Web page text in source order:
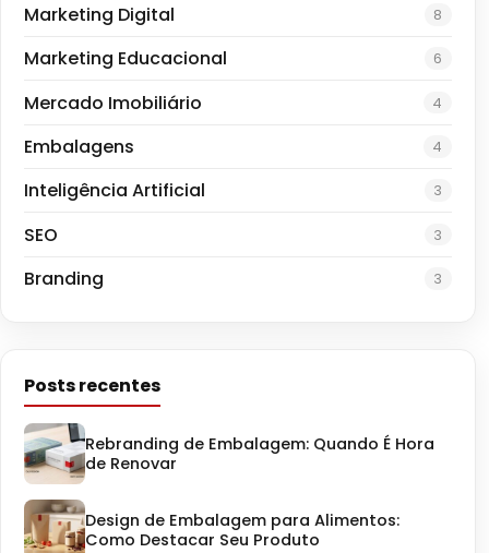
Marketing Digital 8
Marketing Educacional 6
Mercado Imobiliário 4
Embalagens 4
Inteligência Artificial 3
SEO 3
Branding 3
Posts recentes
Rebranding de Embalagem: Quando É Hora
de Renovar
Design de Embalagem para Alimentos:
Como Destacar Seu Produto